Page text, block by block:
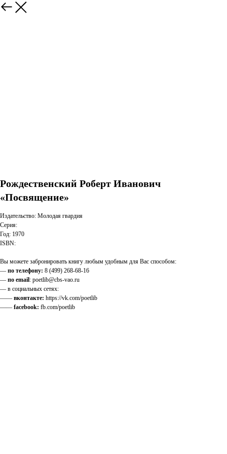
Рождественский Роберт Иванович
«Посвящение»
Издательство: Молодая гвардия
Серия:
Год: 1970
ISBN:
Вы можете забронировать книгу любым удобным для Вас способом:
— по телефону: 8 (499) 268-68-16
— по email: poetlib@cbs-vao.ru
— в социальных сетях:
—— вконтакте: https://vk.com/poetlib
—— facebook: fb.com/poetlib